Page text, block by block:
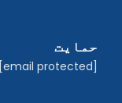
حمایت
[email protected]